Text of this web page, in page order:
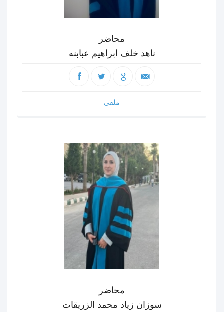
محاضر
ناهد خلف ابراهيم عبابنه
ملفي
محاضر
سوزان زياد محمد الزريقات